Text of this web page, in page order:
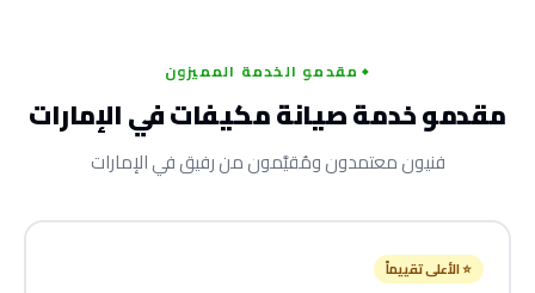
مقدمو الخدمة المميزون
مقدمو خدمة صيانة مكيفات في الإمارات
فنيون معتمدون ومُقيَّمون من رفيق في الإمارات
⭐ الأعلى تقييماً